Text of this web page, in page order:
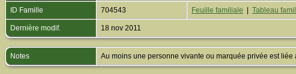
ID Famille 704543 Feuille familiale Tableau
Dernière modif. 18 nov 2011
Notes Au moins une personne vivante ou marquée privée est